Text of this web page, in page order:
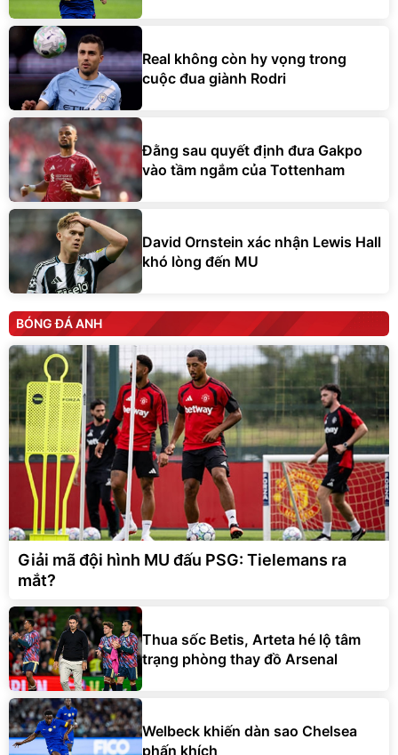
Real không còn hy vọng trong
cuộc đua giành Rodri
Đằng sau quyết định đưa Gakpo
vào tầm ngắm của Tottenham
David Ornstein xác nhận Lewis Hall
khó lòng đến MU
BÓNG ĐÁ ANH
Giải mã đội hình MU đấu PSG: Tielemans ra
mắt?
Thua sốc Betis, Arteta hé lộ tâm
trạng phòng thay đồ Arsenal
Welbeck khiến dàn sao Chelsea
phấn khích